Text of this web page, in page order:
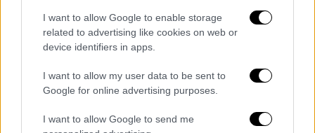
I want to allow Google to enable storage
related to advertising like cookies on web or
device identifiers in apps.
I want to allow my user data to be sent to
Google for online advertising purposes.
I want to allow Google to send me
Απευθυνόμενος στον κ. Γερουλάνο, είπε ότι
αυτό ακριβώς προβλέπει το έργο και
παρακαλώ να αποκαταστήσετε την αλήθεια,
διότι οι πολίτες που σας ακούν αγωνιούν για
το αν απεντάσσεται ή δεν απεντάσσεται ένα
συγκεκριμένο έργο που αφορά την
καθημερινότητά τους, είπε ο κ. Κυρανάκης,